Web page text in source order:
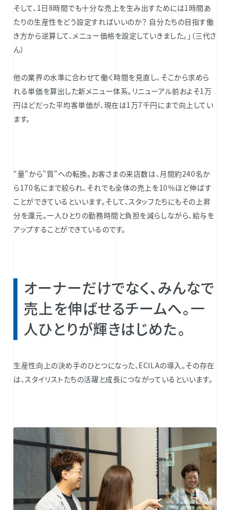
そして、1日8時間でも十分な売上を生み出すためには1時間あ
たりの生産性をどう設定すればいいのか？ 自分たちの目指す働
き方から逆算して、メニュー価格を設定していきました。」（三代さ
ん）
他の業界の水準に合わせて働く時間を見直し、そこから求めら
れる単価を算出した新メニュー体系。リニューアル前およそ1万
円ほどだった平均客単価が、現在は1万7千円にまで向上してい
ます。
“量”から”質”への転換。お客さまの来店数は、月間約240名か
ら170名にまで絞られ、それでも全体の売上を10％ほど伸ばす
ことができているといいます。そして、スタッフたちにもその上昇
分を還元。一人ひとりの勤務時間と負担を減らしながら、給与を
アップすることができているのです。
オーナーだけでなく、みんなで
売上を伸ばせるチームへ。一
人ひとりが輝きはじめた。
生産性向上の決め手のひとつになった、ECILAの導入。その存在
は、スタイリストたちの活躍と成長につながっているといいます。